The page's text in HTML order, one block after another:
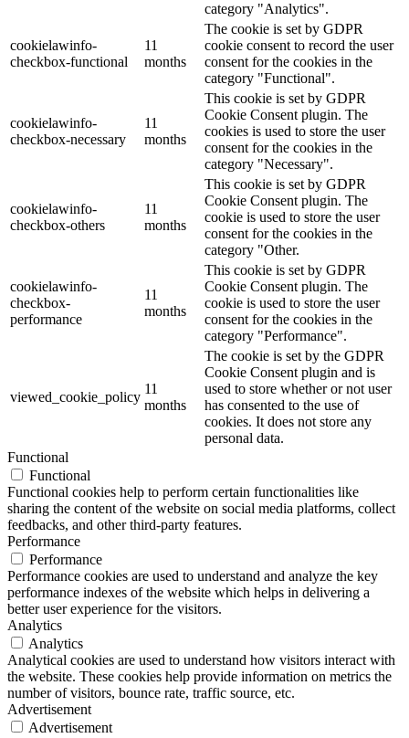
category "Analytics".
cookielawinfo-
checkbox-functional
11
months
The cookie is set by GDPR
cookie consent to record the user
consent for the cookies in the
category "Functional".
cookielawinfo-
checkbox-necessary
11
months
This cookie is set by GDPR
Cookie Consent plugin. The
cookies is used to store the user
consent for the cookies in the
category "Necessary".
cookielawinfo-
checkbox-others
11
months
This cookie is set by GDPR
Cookie Consent plugin. The
cookie is used to store the user
consent for the cookies in the
category "Other.
cookielawinfo-
checkbox-
performance
11
months
This cookie is set by GDPR
Cookie Consent plugin. The
cookie is used to store the user
consent for the cookies in the
category "Performance".
viewed_cookie_policy
11
months
The cookie is set by the GDPR
Cookie Consent plugin and is
used to store whether or not user
has consented to the use of
cookies. It does not store any
personal data.
Functional
Functional
Functional cookies help to perform certain functionalities like
sharing the content of the website on social media platforms, collect
feedbacks, and other third-party features.
Performance
Performance
Performance cookies are used to understand and analyze the key
performance indexes of the website which helps in delivering a
better user experience for the visitors.
Analytics
Analytics
Analytical cookies are used to understand how visitors interact with
the website. These cookies help provide information on metrics the
number of visitors, bounce rate, traffic source, etc.
Advertisement
Advertisement